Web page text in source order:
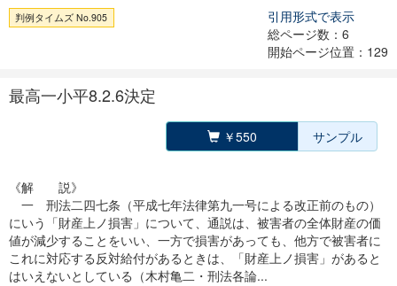
判例タイムズ No.905
引用形式で表示
総ページ数：6
開始ページ位置：129
最高一小平8.2.6決定
￥550 サンプル
《解 説》
一 刑法二四七条（平成七年法律第九一号による改正前のもの）
にいう「財産上ノ損害」について、通説は、被害者の全体財産の価
値が減少することをいい、一方で損害があっても、他方で被害者に
これに対応する反対給付があるときは、「財産上ノ損害」があると
はいえないとしている（木村亀二・刑法各論...